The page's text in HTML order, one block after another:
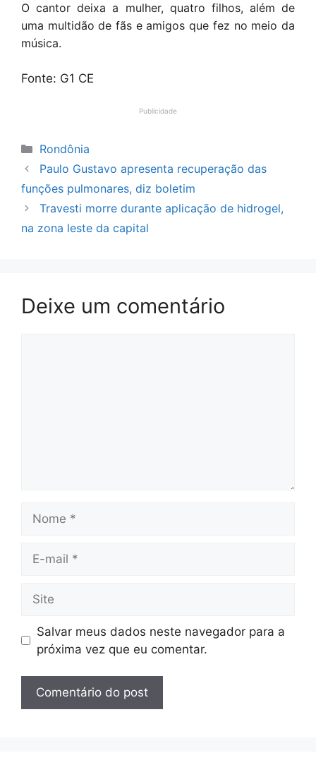
O cantor deixa a mulher, quatro filhos, além de
uma multidão de fãs e amigos que fez no meio da
música.
Fonte: G1 CE
Publicidade
Categorias
Rondônia
Paulo Gustavo apresenta recuperação das
funções pulmonares, diz boletim
Travesti morre durante aplicação de hidrogel,
na zona leste da capital
Deixe um comentário
mail
Salvar meus dados neste navegador para a
próxima vez que eu comentar.